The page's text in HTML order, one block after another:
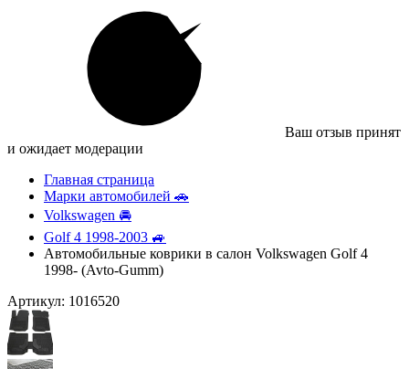
Ваш отзыв принят
и ожидает модерации
Главная страница
Марки автомобилей 🚗
Volkswagen 🚘
Golf 4 1998-2003 🚙
Автомобильные коврики в салон Volkswagen Golf 4
1998- (Avto-Gumm)
Артикул: 1016520